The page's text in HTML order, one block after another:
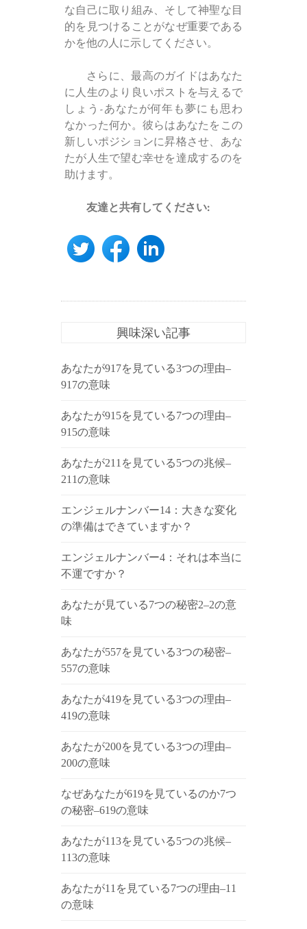
な自己に取り組み、そして神聖な目
的を見つけることがなぜ重要である
かを他の人に示してください。
さらに、最高のガイドはあなた
に人生のより良いポストを与えるで
しょう-あなたが何年も夢にも思わ
なかった何か。彼らはあなたをこの
新しいポジションに昇格させ、あな
たが人生で望む幸せを達成するのを
助けます。
友達と共有してください:
興味深い記事
あなたが917を見ている3つの理由–
917の意味
あなたが915を見ている7つの理由–
915の意味
あなたが211を見ている5つの兆候–
211の意味
エンジェルナンバー14：大きな変化
の準備はできていますか？
エンジェルナンバー4：それは本当に
不運ですか？
あなたが見ている7つの秘密2–2の意
味
あなたが557を見ている3つの秘密–
557の意味
あなたが419を見ている3つの理由–
419の意味
あなたが200を見ている3つの理由–
200の意味
なぜあなたが619を見ているのか7つ
の秘密–619の意味
あなたが113を見ている5つの兆候–
113の意味
あなたが11を見ている7つの理由–11
の意味